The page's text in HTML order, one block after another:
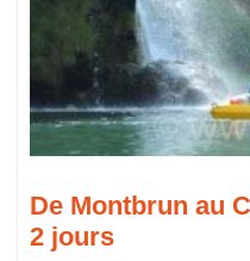
De Montbrun au
2 jours